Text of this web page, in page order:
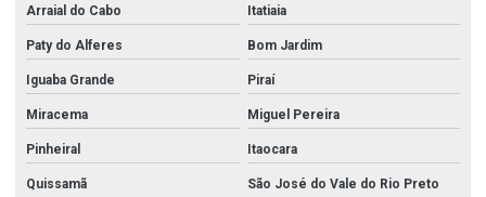
Arraial do Cabo Itatiaia
Paty do Alferes Bom Jardim
Iguaba Grande Piraí
Miracema Miguel Pereira
Pinheiral Itaocara
Quissamã São José do Vale do Rio Preto